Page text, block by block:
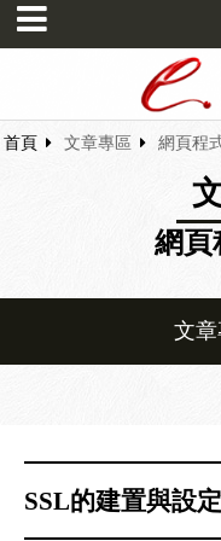
首頁 文章專區 網頁程
網頁
文
SSL的建置與設